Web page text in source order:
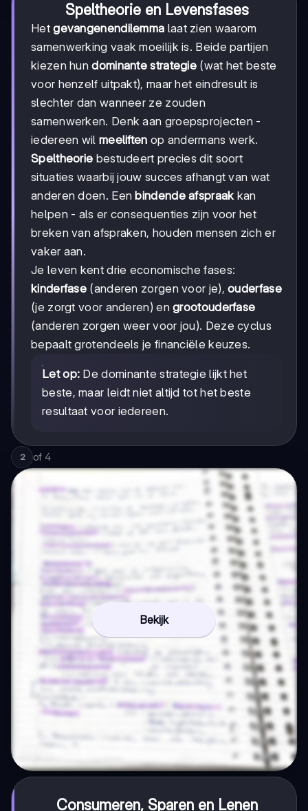
Speltheorie en Levensfases
Hetgevangenendilemma laat zien waarom
samenwerking vaak moeilijk is. Beide partijen
kiezen hundominante strategie (wat het beste
voor henzelf uitpakt), maar het eindresult is
slechter dan wanneer ze zouden
samenwerken. Denk aan groepsprojecten -
iedereen wil meeliften op andermans werk.
Speltheorie bestudeert precies dit soort
situaties waarbij jouw succes afhangt van wat
anderen doen. Een bindende afspraakkan
helpen - als er consequenties zijn voor het
breken van afspraken, houden mensen zich er
vaker aan.
Je leven kent drie economische fases:
kinderfase (anderen zorgen voor je),ouderfase
(je zorgt voor anderen) engrootouderfase
(anderen zorgen weer voor jou). Deze cyclus
bepaalt grotendeels je financiële keuzes.
Let op: De dominante strategie lijkt het
beste, maar leidt niet altijd tot het beste
resultaat voor iedereen.
2 of 4
Bekijk
Consumeren, Sparen en Lenen